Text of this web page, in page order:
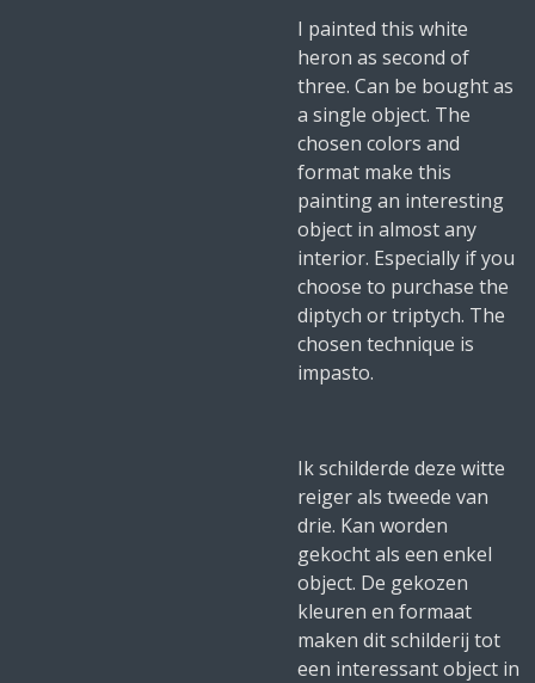
I painted this white
heron as second of
three. Can be bought as
a single object. The
chosen colors and
format make this
painting an interesting
object in almost any
interior. Especially if you
choose to purchase the
diptych or triptych. The
chosen technique is
impasto.
Ik schilderde deze witte
reiger als tweede van
drie. Kan worden
gekocht als een enkel
object. De gekozen
kleuren en formaat
maken dit schilderij tot
een interessant object in